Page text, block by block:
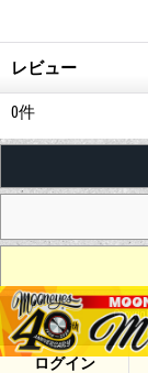
ログイン
レビュー
0件